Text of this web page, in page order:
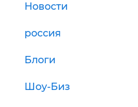
Новости
россия
Блоги
Шоу-Биз